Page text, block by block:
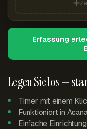
Legen Sie los —
Timer mit einem
Funktioniert in
Einfache
Erfassung